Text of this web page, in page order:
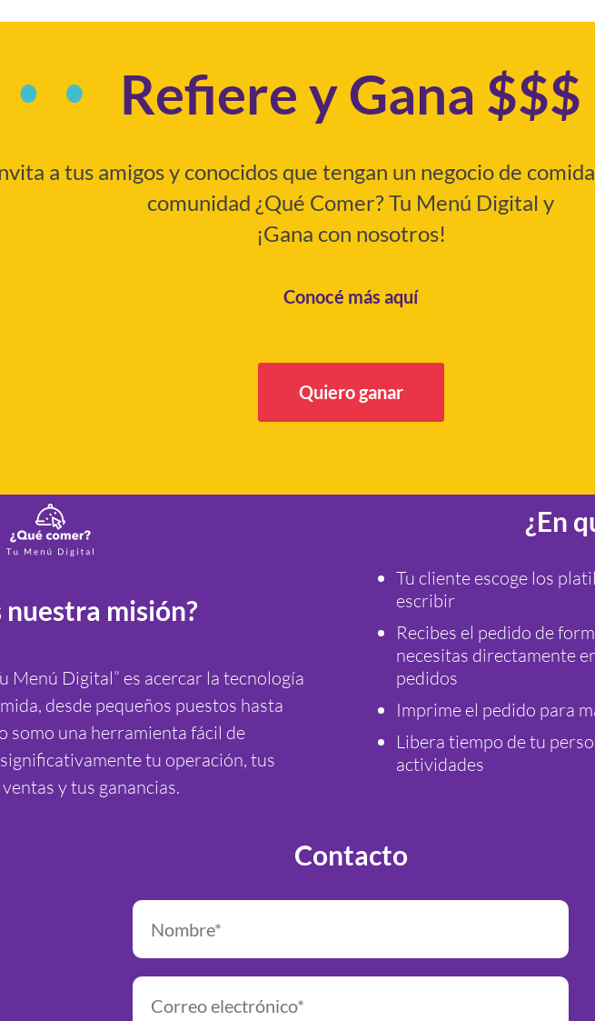
Refiere y Gana $$$
a tus amigos y conocidos que tengan un negocio de
comunidad ¿Qué Comer? Tu Menú Digital y
¡Gana con nosotros!
Conocé más aquí
Quiero ganar
nuestra misión?
Menú Digital” es acercar la tecnología
desde pequeños puestos hasta
somo una herramienta fácil de
tu operación, tus
y tus ganancias.
¿En
Tu cliente escoge los
escribir
Recibes el pedido de
necesitas directamente
pedidos
Imprime el pedido para
Libera tiempo de tu
actividades
Contacto